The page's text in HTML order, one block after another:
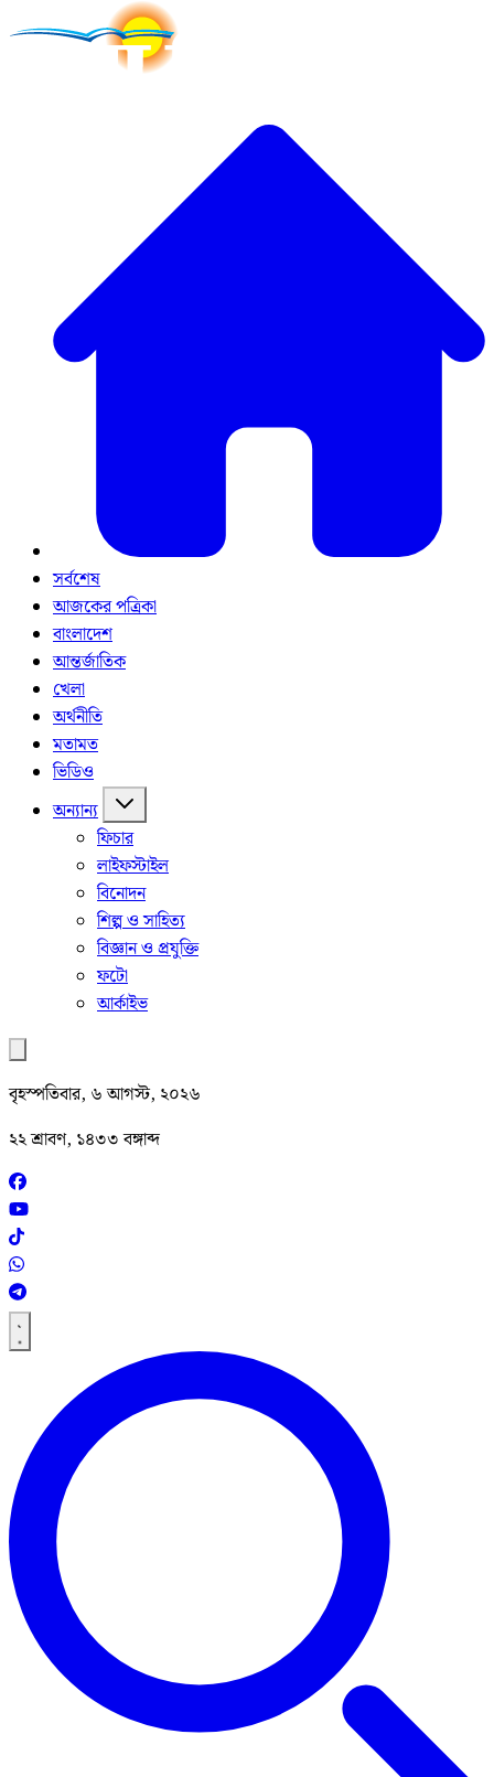
সর্বশেষ
আজকের পত্রিকা
বাংলাদেশ
আন্তর্জাতিক
খেলা
অর্থনীতি
মতামত
ভিডিও
অন্যান্য
ফিচার
লাইফস্টাইল
বিনোদন
শিল্প ও সাহিত্য
বিজ্ঞান ও প্রযুক্তি
ফটো
আর্কাইভ
বৃহস্পতিবার, ৬ আগস্ট, ২০২৬
২২ শ্রাবণ, ১৪৩৩ বঙ্গাব্দ